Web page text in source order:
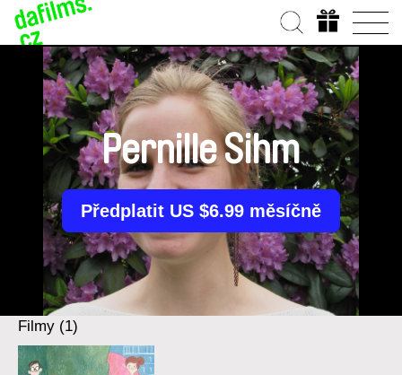
Pernille Sihm
Předplatit US $6.99 měsíčně
Filmy (1)